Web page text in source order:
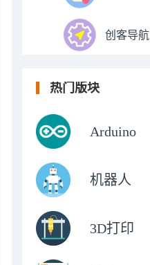
创客导航
热门版块
Arduino
机器人
3D打印